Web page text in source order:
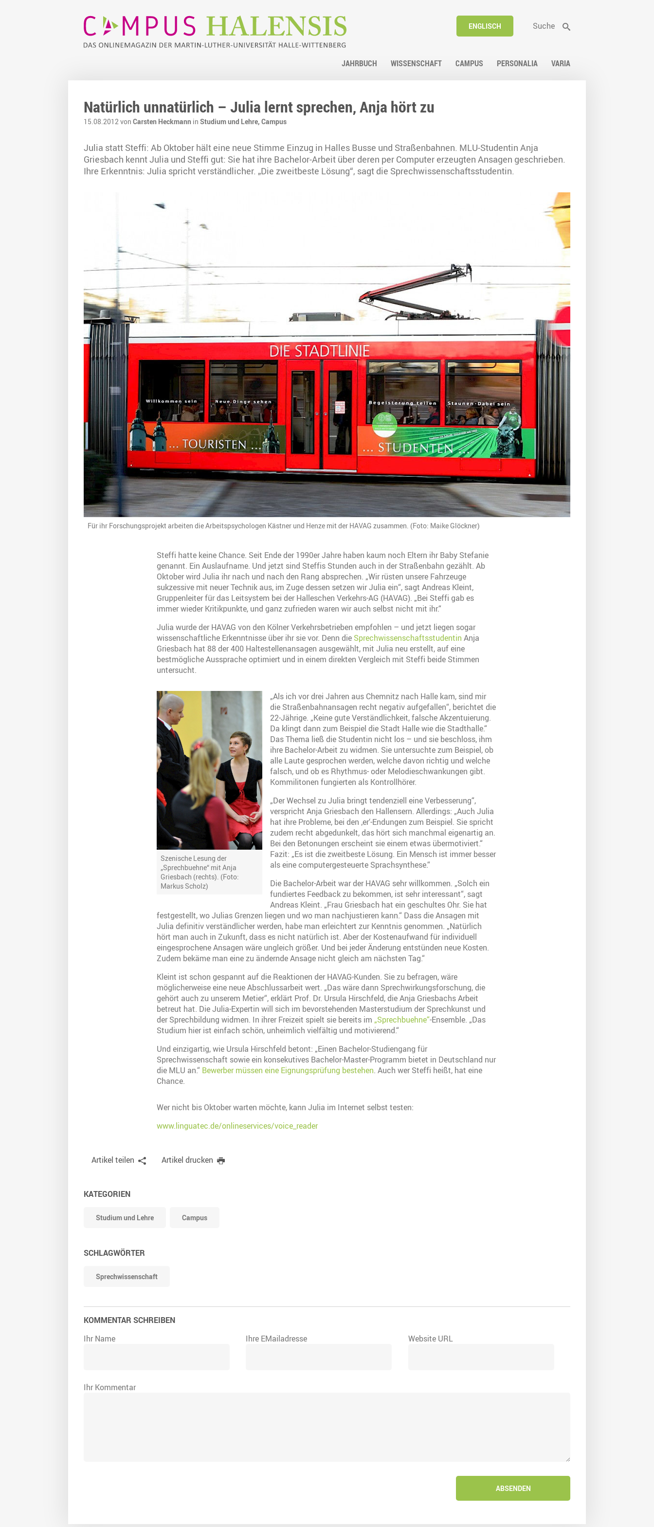
ENGLISCH Suche
JAHRBUCH WISSENSCHAFT CAMPUS PERSONALIA VARIA
Natürlich unnatürlich – Julia lernt sprechen, Anja hört zu
15.08.2012 von Carsten Heckmann in Studium und Lehre, Campus
Julia statt Steffi: Ab Oktober hält eine neue Stimme Einzug in Halles Busse und Straßenbahnen. MLU-Studentin Anja
Griesbach kennt Julia und Steffi gut: Sie hat ihre Bachelor-Arbeit über deren per Computer erzeugten Ansagen geschrieben.
Ihre Erkenntnis: Julia spricht verständlicher. „Die zweitbeste Lösung“, sagt die Sprechwissenschaftsstudentin.
Für ihr Forschungsprojekt arbeiten die Arbeitspsychologen Kästner und Henze mit der HAVAG zusammen. (Foto: Maike Glöckner)
Steffi hatte keine Chance. Seit Ende der 1990er Jahre haben kaum noch Eltern ihr Baby Stefanie
genannt. Ein Auslaufname. Und jetzt sind Steffis Stunden auch in der Straßenbahn gezählt. Ab
Oktober wird Julia ihr nach und nach den Rang absprechen. „Wir rüsten unsere Fahrzeuge
sukzessive mit neuer Technik aus, im Zuge dessen setzen wir Julia ein“, sagt Andreas Kleint,
Gruppenleiter für das Leitsystem bei der Halleschen Verkehrs-AG (HAVAG). „Bei Steffi gab es
immer wieder Kritikpunkte, und ganz zufrieden waren wir auch selbst nicht mit ihr.“
Julia wurde der HAVAG von den Kölner Verkehrsbetrieben empfohlen – und jetzt liegen sogar
wissenschaftliche Erkenntnisse über ihr sie vor. Denn die Sprechwissenschaftsstudentin Anja
Griesbach hat 88 der 400 Haltestellenansagen ausgewählt, mit Julia neu erstellt, auf eine
bestmögliche Aussprache optimiert und in einem direkten Vergleich mit Steffi beide Stimmen
untersucht.
Szenische Lesung der
„Sprechbuehne“ mit Anja
Griesbach (rechts). (Foto:
Markus Scholz)
„Als ich vor drei Jahren aus Chemnitz nach Halle kam, sind mir
die Straßenbahnansagen recht negativ aufgefallen“, berichtet die
22-Jährige. „Keine gute Verständlichkeit, falsche Akzentuierung.
Da klingt dann zum Beispiel die Stadt Halle wie die Stadthalle.“
Das Thema ließ die Studentin nicht los – und sie beschloss, ihm
ihre Bachelor-Arbeit zu widmen. Sie untersuchte zum Beispiel, ob
alle Laute gesprochen werden, welche davon richtig und welche
falsch, und ob es Rhythmus- oder Melodieschwankungen gibt.
Kommilitonen fungierten als Kontrollhörer.
„Der Wechsel zu Julia bringt tendenziell eine Verbesserung“,
verspricht Anja Griesbach den Hallensern. Allerdings: „Auch Julia
hat ihre Probleme, bei den ‚er‘-Endungen zum Beispiel. Sie spricht
zudem recht abgedunkelt, das hört sich manchmal eigenartig an.
Bei den Betonungen erscheint sie einem etwas übermotiviert.“
Fazit: „Es ist die zweitbeste Lösung. Ein Mensch ist immer besser
als eine computergesteuerte Sprachsynthese.“
Die Bachelor-Arbeit war der HAVAG sehr willkommen. „Solch ein
fundiertes Feedback zu bekommen, ist sehr interessant“, sagt
Andreas Kleint. „Frau Griesbach hat ein geschultes Ohr. Sie hat
festgestellt, wo Julias Grenzen liegen und wo man nachjustieren kann.“ Dass die Ansagen mit
Julia definitiv verständlicher werden, habe man erleichtert zur Kenntnis genommen. „Natürlich
hört man auch in Zukunft, dass es nicht natürlich ist. Aber der Kostenaufwand für individuell
eingesprochene Ansagen wäre ungleich größer. Und bei jeder Änderung entstünden neue Kosten.
Zudem bekäme man eine zu ändernde Ansage nicht gleich am nächsten Tag.“
Kleint ist schon gespannt auf die Reaktionen der HAVAG-Kunden. Sie zu befragen, wäre
möglicherweise eine neue Abschlussarbeit wert. „Das wäre dann Sprechwirkungsforschung, die
gehört auch zu unserem Metier“, erklärt Prof. Dr. Ursula Hirschfeld, die Anja Griesbachs Arbeit
betreut hat. Die Julia-Expertin will sich im bevorstehenden Masterstudium der Sprechkunst und
der Sprechbildung widmen. In ihrer Freizeit spielt sie bereits im „Sprechbuehne“-Ensemble. „Das
Studium hier ist einfach schön, unheimlich vielfältig und motivierend.“
Und einzigartig, wie Ursula Hirschfeld betont: „Einen Bachelor-Studiengang für
Sprechwissenschaft sowie ein konsekutives Bachelor-Master-Programm bietet in Deutschland nur
die MLU an.“ Bewerber müssen eine Eignungsprüfung bestehen. Auch wer Steffi heißt, hat eine
Chance.
Wer nicht bis Oktober warten möchte, kann Julia im Internet selbst testen:
www.linguatec.de/onlineservices/voice_reader
Artikel teilen Artikel drucken
KATEGORIEN
Studium und Lehre Campus
SCHLAGWÖRTER
Sprechwissenschaft
KOMMENTAR SCHREIBEN
Ihr Name
Ihre EMailadresse Website URL
Ihr Kommentar
ABSENDEN